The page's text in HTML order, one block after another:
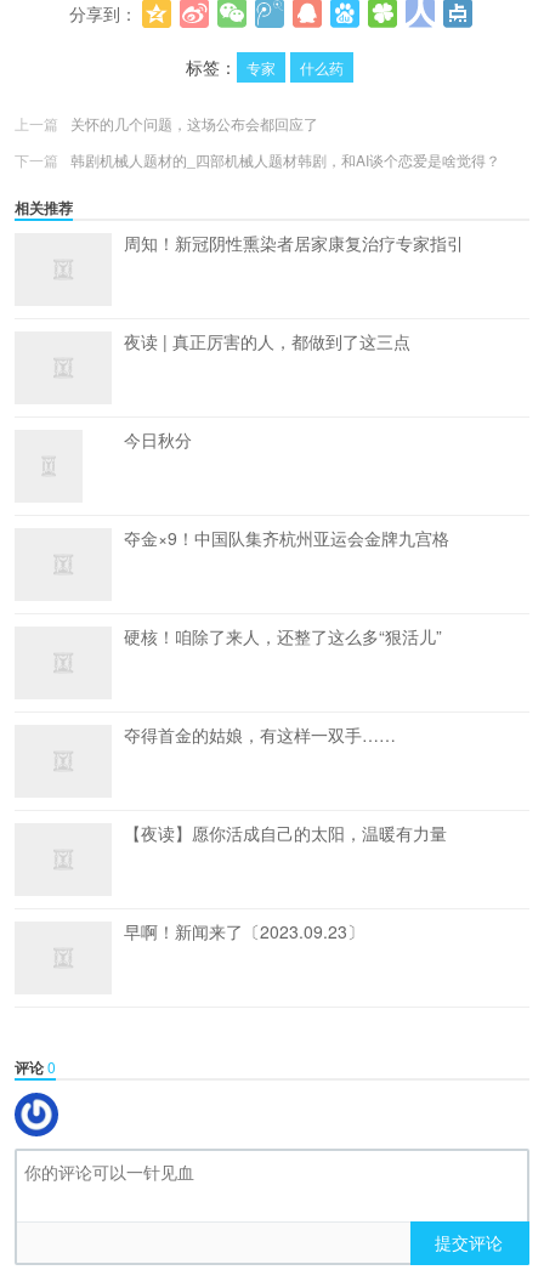
分享到：
标签：
专家 什么药
上一篇
关怀的几个问题，这场公布会都回应了
下一篇
韩剧机械人题材的_四部机械人题材韩剧，和AI谈个恋爱是啥觉得？
相关推荐
周知！新冠阴性熏染者居家康复治疗专家指引
夜读 | 真正厉害的人，都做到了这三点
今日秋分
夺金×9！中国队集齐杭州亚运会金牌九宫格
硬核！咱除了来人，还整了这么多“狠活儿”
夺得首金的姑娘，有这样一双手……
【夜读】愿你活成自己的太阳，温暖有力量
早啊！新闻来了〔2023.09.23〕
评论0
提交评论